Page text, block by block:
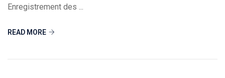
Enregistrement des ...
READ MORE